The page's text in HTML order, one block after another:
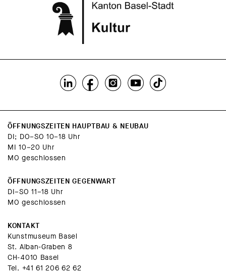
ÖFFNUNGSZEITEN HAUPTBAU & NEUBAU
DI; DO–SO 10–18 Uhr
MI 10–20 Uhr
MO geschlossen
ÖFFNUNGSZEITEN GEGENWART
DI–SO 11–18 Uhr
MO geschlossen
KONTAKT
Kunstmuseum Basel
St. Alban-Graben 8
CH-4010 Basel
Tel. +41 61 206 62 62